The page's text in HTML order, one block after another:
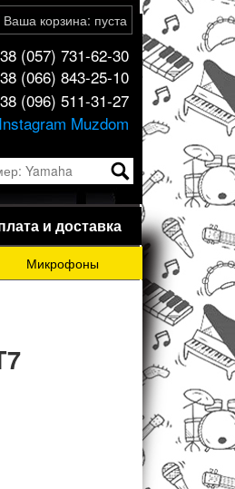
Ваша корзина: пуста
(057) 731-62-30
(066) 843-25-10
(096) 511-31-27
Instagram Muzdom
и доставка
Микрофоны